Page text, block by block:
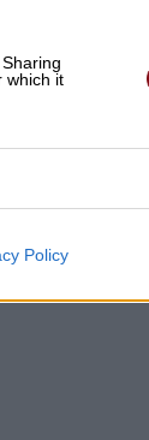
which it
Policy